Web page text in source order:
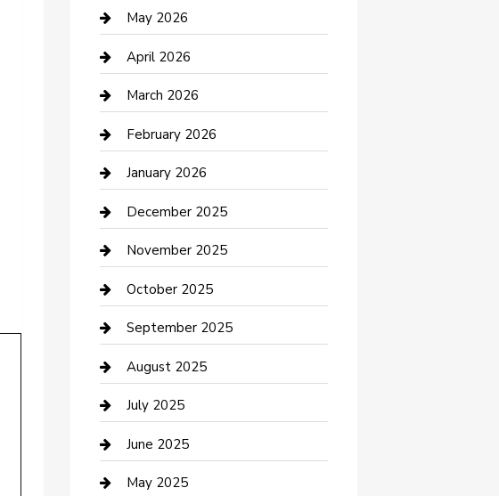
Beauty Salon and Products
Bicycle Shop
Boat Rental
Business
Business and Investment
cannabis
Canopy
Car Dealerships
Car Rental Agency
Car Wash
Careers and Recruitment
Carpet Cleaning
Casino
May 2026
April 2026
March 2026
February 2026
January 2026
December 2025
November 2025
October 2025
September 2025
August 2025
July 2025
June 2025
May 2025